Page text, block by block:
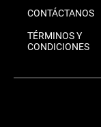
CONTÁCTANOS
TÉRMINOS Y
CONDICIONES